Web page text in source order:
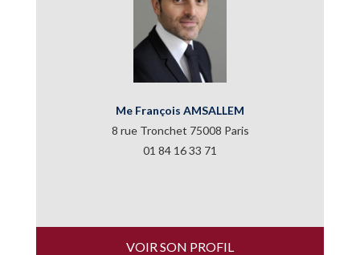
Me François AMSALLEM
8 rue Tronchet 75008 Paris
01 84 16 33 71
VOIR SON PROFIL